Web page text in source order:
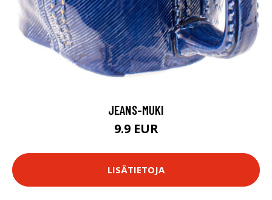
JEANS-MUKI
9.9 EUR
LISÄTIETOJA